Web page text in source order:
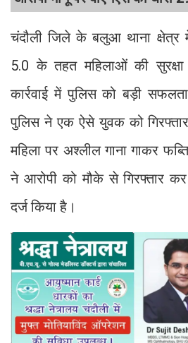
चंदौली जिले के बलुआ थाना क्षेत्र
5.0 के तहत महिलाओं की
कार्रवाई में पुलिस को बड़ी
पुलिस ने एक ऐसे युवक को
महिला पर अश्लील गाना गाकर
ने आरोपी को मौके से गिरफ्तार
दर्ज किया है।